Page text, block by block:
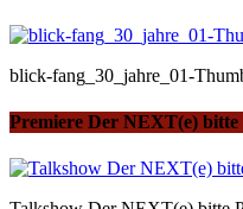
blick-fang_30_jahre_01-
Premiere Der NEXT(e)